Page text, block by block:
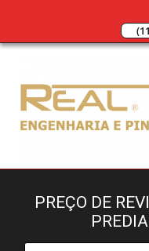
PREÇO DE